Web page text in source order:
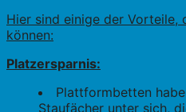
Hier sind einige der
können:
Platzersparnis:
Plattformbetten
Staufächer unter sich,